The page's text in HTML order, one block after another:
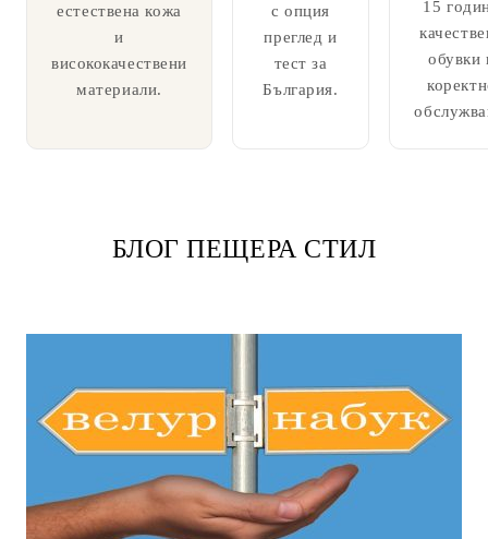
естествена кожа
и
висококачествени
материали.
с опция
преглед и
тест за
България.
15
обувки
БЛОГ ПЕЩЕРА СТИЛ